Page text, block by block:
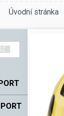
Úvodní stránka